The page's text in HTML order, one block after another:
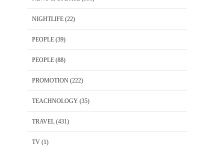
NIGHTLIFE (22)
PEOPLE (39)
PEOPLE (88)
PROMOTION (222)
TEACHNOLOGY (35)
TRAVEL (431)
TV (1)